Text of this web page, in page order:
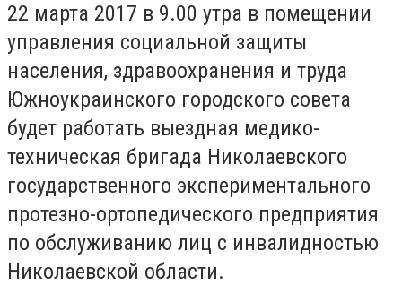
22 марта 2017 в 9.00 утра в помещении
управления социальной защиты
населения, здравоохранения и труда
Южноукраинского городского совета
будет работать выездная медико-
техническая бригада Николаевского
государственного экспериментального
протезно-ортопедического предприятия
по обслуживанию лиц с инвалидностью
Николаевской области.